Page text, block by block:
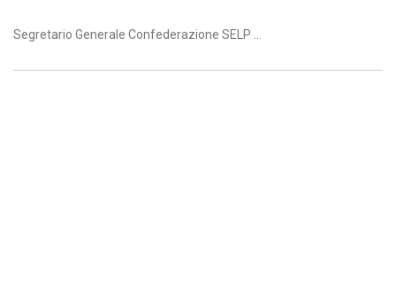
Segretario Generale Confederazione SELP ...